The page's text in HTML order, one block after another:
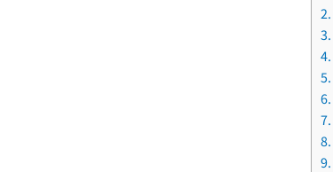
2.
3.
4.
5.
6.
7.
8.
9.